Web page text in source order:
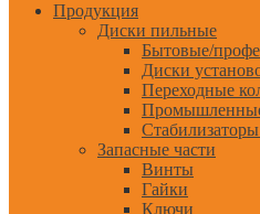
Продукция
Диски пильные
Бытовые/
Диски
Переходные
Запасные части
Винты
Гайки
Ключи